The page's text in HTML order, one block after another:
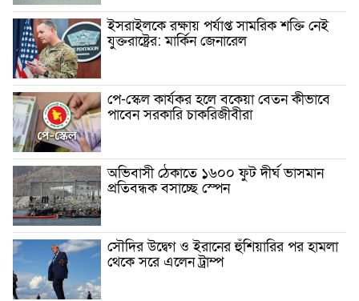
ইসরাইলকে রক্ষায় পর্যাপ্ত সামরিক শক্তি নেই
যুক্তরাষ্ট্রের: মার্কিন জেনারেল
পে-স্কেল কার্যকর হলে বকেয়া বেতন কীভাবে
পাবেন সরকারি চাকরিজীবীরা
অভিবাসী ঠেকাতে ১৬০০ ফুট দীর্ঘ ভাসমান
প্রতিবন্ধক বসাচ্ছে স্পেন
সৌদির উদ্বেগ ও ইরানের হুঁশিয়ারির পর হামলা
থেকে সরে এলেন ট্রাম্প